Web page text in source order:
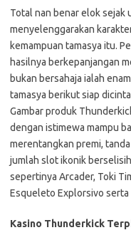
Total nan benar elok sejak
menyelenggarakan
kemampuan tamasya itu.
hasilnya berkepanjangan
bukan bersahaja ialah
tamasya berikut siap
Gambar produk
dengan istimewa mampu
merentangkan premi,
jumlah slot ikonik
sepertinya Arcader, Toki
Esqueleto Explorsivo
Kasino Thunderkick